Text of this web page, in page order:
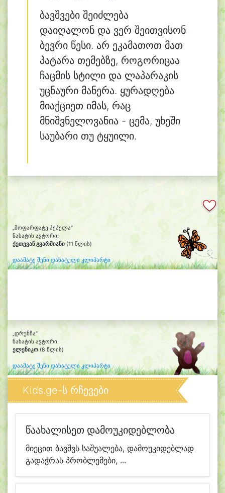
ბავშვები შეიძლება
დაიღალონ და ვერ შეითვისონ
ბევრი წესი. არ ეკამათოთ მათ
პატარა თემებზე, როგორიცაა
ჩაცმის სტილი და ლაპარაკის
უცნაური მანერა. ყურადღება
მიაქციეთ იმას, რაც
მნიშვნელოვანია - ცემა, უხეში
საუბარი თუ ტყუილი.
„მოფარფატე პეპელა“
ნახატის ავტორი:
ქეთევან გვარმიანი (11 წლის)
დაამატე შენი დახატული კლიპარტი
„დრუნჩა“
ნახატის ავტორი:
ელენიკო (8 წლის)
დაამატე შენი დახატული კლიპარტი
Kids.ge-ს რჩევები
წაახალისეთ დამოუკიდებლობა
მიეცით ბავშვს საშუალება, დამოუკიდებლად
გადაჭრას პრობლემები, ...